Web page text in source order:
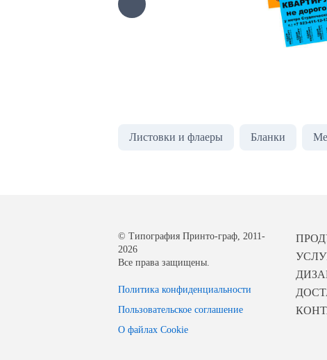
Листовки и флаеры Бланки
© Типография Принто-граф, 2011-
2026
Все права защищены.
Политика конфиденциальности
Пользовательское соглашение
О файлах Cookie